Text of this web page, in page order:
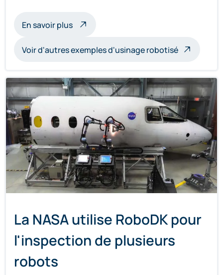
En savoir plusà propos de l'usinage de sculptures par
Voir d'autres exemples d'usinage robotisé
La NASA utilise RoboDK pour
l'inspection de plusieurs
robots